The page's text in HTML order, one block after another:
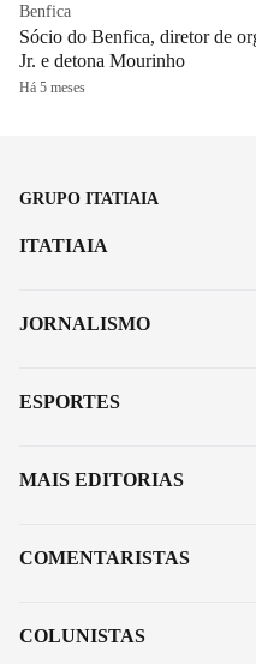
Benfica
Sócio do Benfica, diretor de
Jr. e detona Mourinho
Há 5 meses
GRUPO ITATIAIA
ITATIAIA
JORNALISMO
ESPORTES
MAIS EDITORIAS
COMENTARISTAS
COLUNISTAS